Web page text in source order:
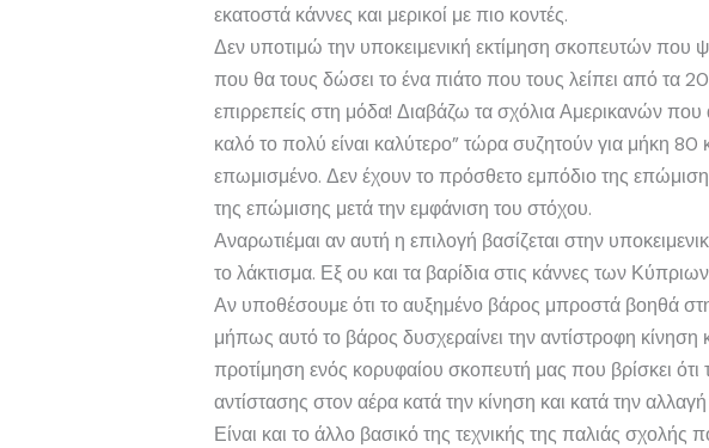
εκατοστά κάννες και μερικοί με πιο κοντές.
Δεν υποτιμώ την υποκειμενική εκτίμηση σκοπευτών που
που θα τους δώσει το ένα πιάτο που τους λείπει από τα
επιρρεπείς στη μόδα! Διαβάζω τα σχόλια Αμερικανών που
καλό το πολύ είναι καλύτερο” τώρα συζητούν για μήκη
επωμισμένο. Δεν έχουν το πρόσθετο εμπόδιο της
της επώμισης μετά την εμφάνιση του στόχου.
Αναρωτιέμαι αν αυτή η επιλογή βασίζεται στην
το λάκτισμα. Εξ ου και τα βαρίδια στις κάννες των
Αν υποθέσουμε ότι το αυξημένο βάρος μπροστά βοηθά
μήπως αυτό το βάρος δυσχεραίνει την αντίστροφη
προτίμηση ενός κορυφαίου σκοπευτή μας που βρίσκει
αντίστασης στον αέρα κατά την κίνηση και κατά την
Είναι και το άλλο βασικό της τεχνικής της παλιάς